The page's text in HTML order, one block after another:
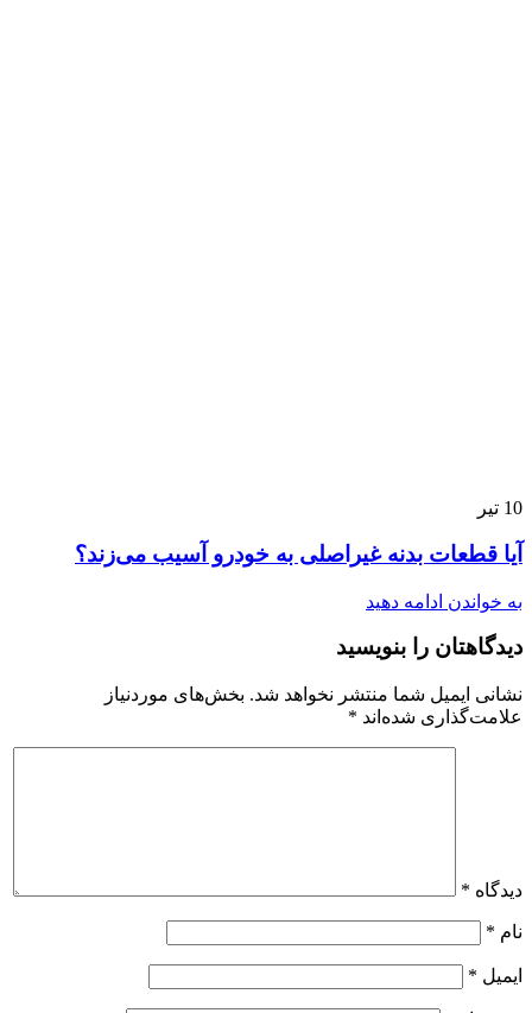
10 تیر
آیا قطعات بدنه غیراصلی به خودرو آسیب می‌زند؟
به خواندن ادامه دهید
دیدگاهتان را بنویسید
نشانی ایمیل شما منتشر نخواهد شد. بخش‌های موردنیاز
علامت‌گذاری شده‌اند *
دیدگاه *
نام *
ایمیل *